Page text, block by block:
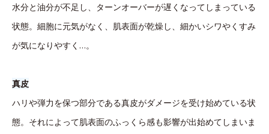
水分と油分が不足し、ターンオーバーが遅くなってしまっている
状態。細胞に元気がなく、肌表面が乾燥し、細かいシワやくすみ
が気になりやすく…。
真皮
ハリや弾力を保つ部分である真皮がダメージを受け始めている状
態。それによって肌表面のふっくら感も影響が出始めてしまいま